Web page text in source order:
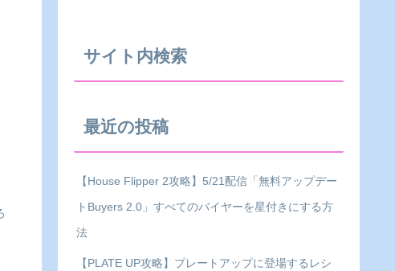
サイト内検索
最近の投稿
【House Flipper 2攻略】5/21配信「無料アップデー
トBuyers 2.0」すべてのバイヤーを星付きにする方
法
【PLATE UP攻略】プレートアップに登場するレシ